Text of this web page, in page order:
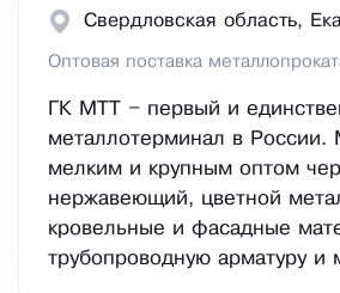
Свердловская область,
Оптовая поставка
ГК МТТ – первый и
металлотерминал в
мелким и крупным оптом
нержавеющий, цветной
кровельные и фасадные
трубопроводную арматуру и